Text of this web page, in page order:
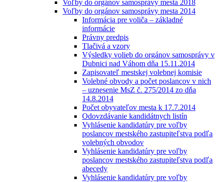
Voľby do orgánov samosprávy mesta 2018
Voľby do orgánov samosprávy mesta 2014
Informácia pre voliča – základné
informácie
Právny predpis
Tlačivá a vzory
Výsledky volieb do orgánov samosprávy v
Dubnici nad Váhom dňa 15.11.2014
Zapisovateľ mestskej volebnej komisie
Volebné obvody a počet poslancov v nich
– uznesenie MsZ č. 275/2014 zo dňa
14.8.2014
Počet obyvateľov mesta k 17.7.2014
Odovzdávanie kandidátnych listín
Vyhlásenie kandidatúry pre voľby
poslancov mestského zastupiteľstva podľa
volebných obvodov
Vyhlásenie kandidatúry pre voľby
poslancov mestského zastupiteľstva podľa
abecedy
Vyhlásenie kandidatúry pre voľby